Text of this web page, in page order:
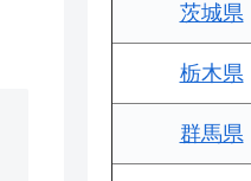
茨城県
栃木県
群馬県